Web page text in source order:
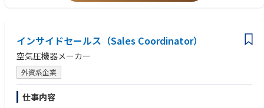
インサイドセールス（Sales Coordinator）
空気圧機器メーカー
外資系企業
仕事内容